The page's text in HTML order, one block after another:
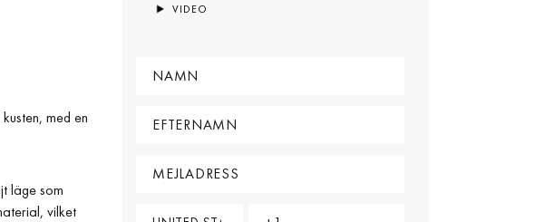
med en
läge som
vilket
VIDEO